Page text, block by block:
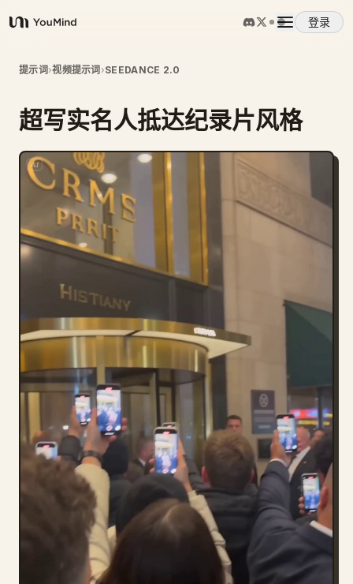
YouMind
登录
概览
使用案例
技能
提示词
下载
博客
更新
提示词›视频提示词 ›SEEDANCE 2.0
超写实名人抵达纪录片风格